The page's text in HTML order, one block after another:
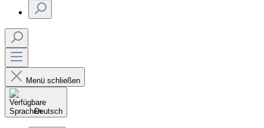
Menü schließen
Deutsch